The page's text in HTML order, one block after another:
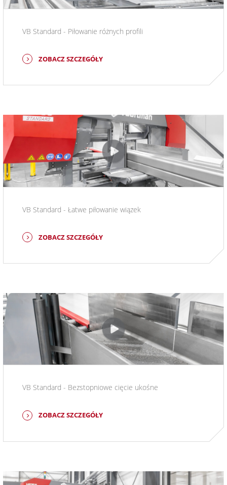
VB Standard - Piłowanie różnych profili
ZOBACZ SZCZEGÓŁY
VB Standard - Łatwe piłowanie wiązek
ZOBACZ SZCZEGÓŁY
VB Standard - Bezstopniowe cięcie ukośne
ZOBACZ SZCZEGÓŁY